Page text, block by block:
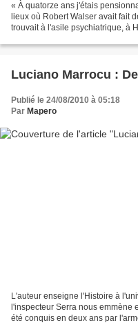
« À quatorze ans j'étais
lieux où Robert Walser avait fait
trouvait à l'asile psychiatrique, à
Luciano Marrocu :
Publié le 24/08/2010 à 05:18
Par Mapero
L'auteur enseigne l'Histoire à
l'inspecteur Serra nous emmène
été conquis en deux ans par